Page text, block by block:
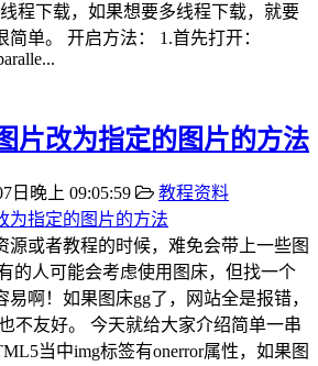
程下载，如果想要多线程下载，就要
单。 开启方法： 1.首先打开：
片改为指定的图片的方法
日晚上 09:05:59 教程资料
源或者教程的时候，难免会带上一些图
的人可能会考虑使用图床，但找一个
啊！如果图床gg了，网站全是报错，
不友好。 今天就给大家介绍简单一串
当中img标签有onerror属性，如果图